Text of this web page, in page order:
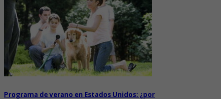
Programa de verano en Estados Unidos: ¿por